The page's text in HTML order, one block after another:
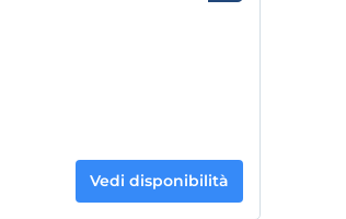
Vedi disponibilità